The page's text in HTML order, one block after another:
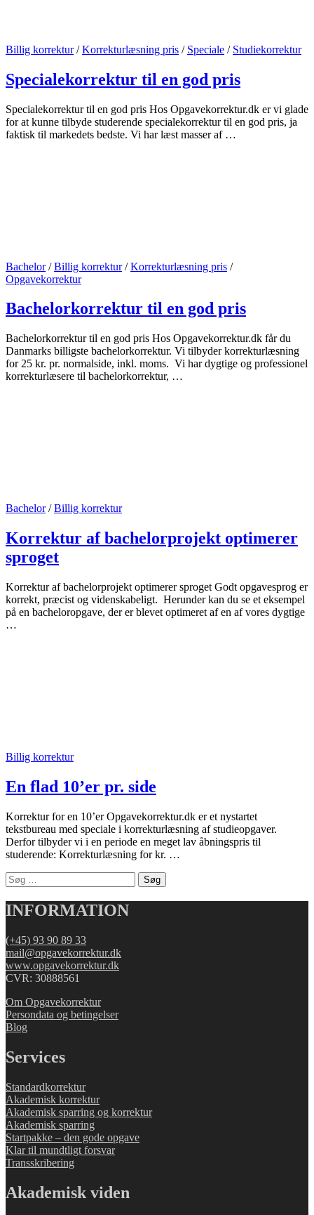
Billig korrektur/Korrekturlæsning pris / Speciale / Studiekorrektur
Specialekorrektur til en god pris
Specialekorrektur til en god pris Hos Opgavekorrektur.dk er vi glade
for at kunne tilbyde studerende specialekorrektur til en god pris, ja
faktisk til markedets bedste. Vi har læst masser af …
Bachelor/Billig korrektur/Korrekturlæsning pris /
Opgavekorrektur
Bachelorkorrektur til en god pris
Bachelorkorrektur til en god pris Hos Opgavekorrektur.dk får du
Danmarks billigste bachelorkorrektur. Vi tilbyder korrekturlæsning
for 25 kr. pr. normalside, inkl. moms. Vi har dygtige og professionel
korrekturlæsere til bachelorkorrektur, …
Bachelor/Billig korrektur
Korrektur af bachelorprojekt optimerer
sproget
Korrektur af bachelorprojekt optimerer sproget Godt opgavesprog er
korrekt, præcist og videnskabeligt. Herunder kan du se et eksempel
på en bacheloropgave, der er blevet optimeret af en af vores dygtige
…
Billig korrektur
En flad 10’er pr. side
Korrektur for en 10’er Opgavekorrektur.dk er et nystartet
tekstbureau med speciale i korrekturlæsning af studieopgaver.
Derfor tilbyder vi i en periode en meget lav åbningspris til
studerende: Korrekturlæsning for kr. …
Søg
efter:
INFORMATION
(+45) 93 90 89 33
mail@opgavekorrektur.dk
www.opgavekorrektur.dk
CVR: 30888561
Om Opgavekorrektur
Persondata og betingelser
Blog
Services
Standardkorrektur
Akademisk korrektur
Akademisk sparring og korrektur
Akademisk sparring
Startpakke – den gode opgave
Klar til mundtligt forsvar
Transskribering
Akademisk viden